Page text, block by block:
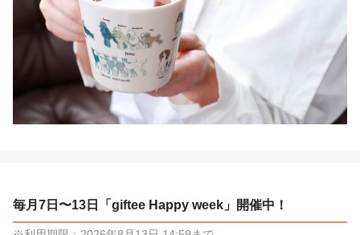
毎月7日〜13日「giftee Happy week」開催中！